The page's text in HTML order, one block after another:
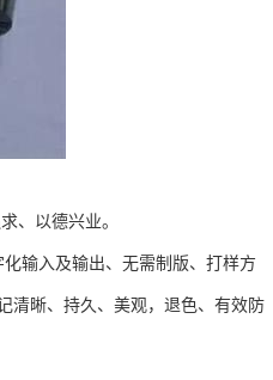
、以德兴业。
输入及输出、无需制版、打样方
清晰、持久、美观，退色、有效防